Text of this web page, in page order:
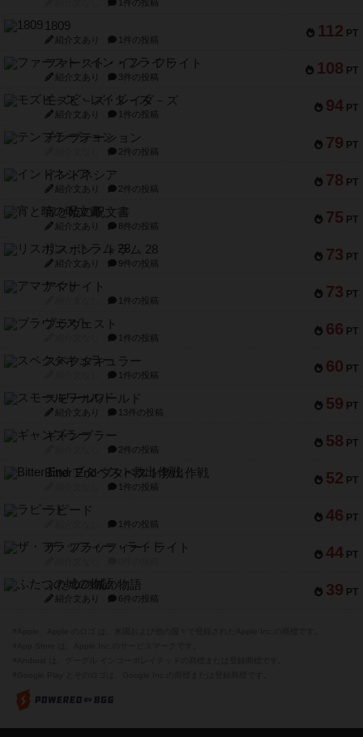
1件の投稿
112 PT
1809
紹介文あり 1件の投稿
108 PT
ファースト・イン・フライト
紹介文あり 3件の投稿
94 PT
モズビ－ズ・レイダ－ズ
紹介文あり 1件の投稿
79 PT
テンプテーション
2件の投稿
78 PT
インドネシア
紹介文あり 2件の投稿
75 PT
宵と暁の呪文書
紹介文あり 8件の投稿
73 PT
リスボン・トラム 28
紹介文あり 9件の投稿
73 PT
アマナイト
1件の投稿
66 PT
ブラヴェスト
1件の投稿
60 PT
スペクタキュラー
1件の投稿
59 PT
スモールワールド
紹介文あり 13件の投稿
58 PT
ギャンブラー
2件の投稿
52 PT
Bitter End ブタペスト救出作戦
1件の投稿
46 PT
ラピード
1件の投稿
44 PT
ザ・フラッフィー・ライト
39 PT
ふたつの城の物語
紹介文あり 6件の投稿